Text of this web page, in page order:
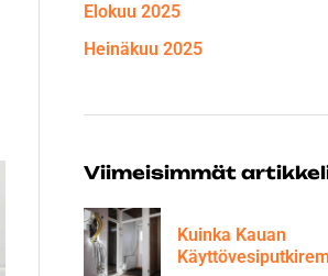
Elokuu 2025
Heinäkuu 2025
Viimeisimmät
Kuinka Kauan